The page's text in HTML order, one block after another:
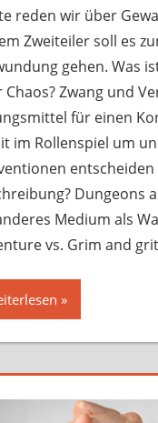
reden wir über
Zweiteiler soll es
gehen. Was
Chaos? Zwang und
für einen
im Rollenspiel um
Dungeons
Medium als
vs. Grim and